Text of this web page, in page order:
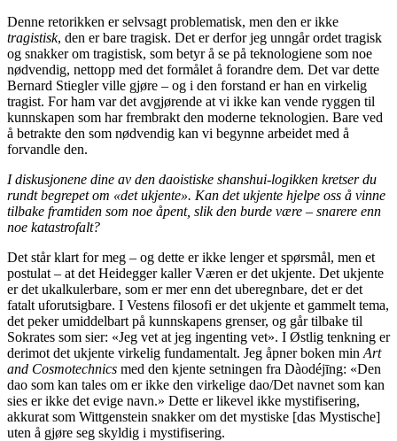
Denne retorikken er selvsagt problematisk, men den er ikke
tragistisk, den er bare tragisk. Det er derfor jeg unngår ordet tragisk
og snakker om tragistisk, som betyr å se på teknologiene som noe
nødvendig, nettopp med det formålet å forandre dem. Det var dette
Bernard Stiegler ville gjøre – og i den forstand er han en virkelig
tragist. For ham var det avgjørende at vi ikke kan vende ryggen til
kunnskapen som har frembrakt den moderne teknologien. Bare ved
å betrakte den som nødvendig kan vi begynne arbeidet med å
forvandle den.
I diskusjonene dine av den daoistiske shanshui-logikken kretser du
rundt begrepet om «det ukjente». Kan det ukjente hjelpe oss å vinne
tilbake framtiden som noe åpent, slik den burde være – snarere enn
noe katastrofalt?
Det står klart for meg – og dette er ikke lenger et spørsmål, men et
postulat – at det Heidegger kaller Væren er det ukjente. Det ukjente
er det ukalkulerbare, som er mer enn det uberegnbare, det er det
fatalt uforutsigbare. I Vestens filosofi er det ukjente et gammelt tema,
det peker umiddelbart på kunnskapens grenser, og går tilbake til
Sokrates som sier: «Jeg vet at jeg ingenting vet». I Østlig tenkning er
derimot det ukjente virkelig fundamentalt. Jeg åpner boken min Art
and Cosmotechnics med den kjente setningen fra Dàodéjīng: «Den
dao som kan tales om er ikke den virkelige dao/Det navnet som kan
sies er ikke det evige navn.» Dette er likevel ikke mystifisering,
akkurat som Wittgenstein snakker om det mystiske [das Mystische]
uten å gjøre seg skyldig i mystifisering.